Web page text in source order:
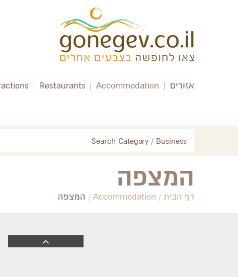
אזורים |
Accommodation
|
Restaurants
|
Search Category / Business
המצפה
דף הבית /
Accommodation
/ המצפה